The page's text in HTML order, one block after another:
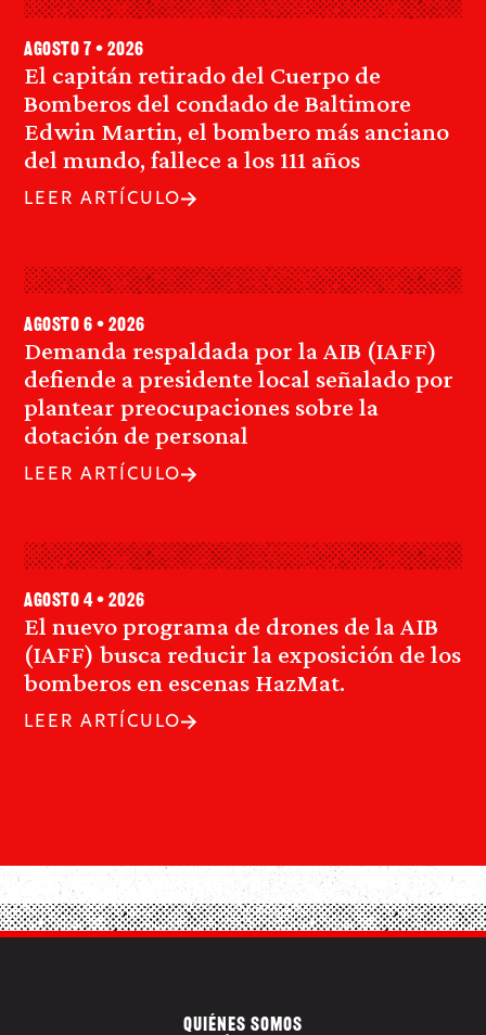
El capitán retirado del Cuerpo de
Bomberos del condado de Baltimore
Edwin Martin, el bombero más anciano
del mundo, fallece a los 111 años
agosto 7 • 2026
LEER ARTÍCULO
Demanda respaldada por la AIB (IAFF)
defiende a presidente local señalado por
plantear preocupaciones sobre la
dotación de personal
agosto 6 • 2026
LEER ARTÍCULO
El nuevo programa de drones de la AIB
(IAFF) busca reducir la exposición de los
bomberos en escenas HazMat.
agosto 4 • 2026
LEER ARTÍCULO
QUIÉNES SOMOS